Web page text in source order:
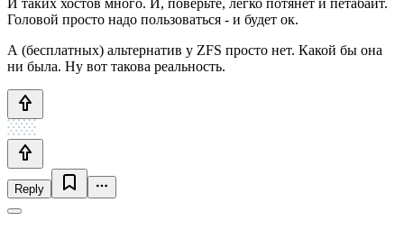
Головой просто надо пользоваться - и будет ок.
А (бесплатных) альтернатив у ZFS просто нет. Какой бы она
ни была. Ну вот такова реальность.
Reply